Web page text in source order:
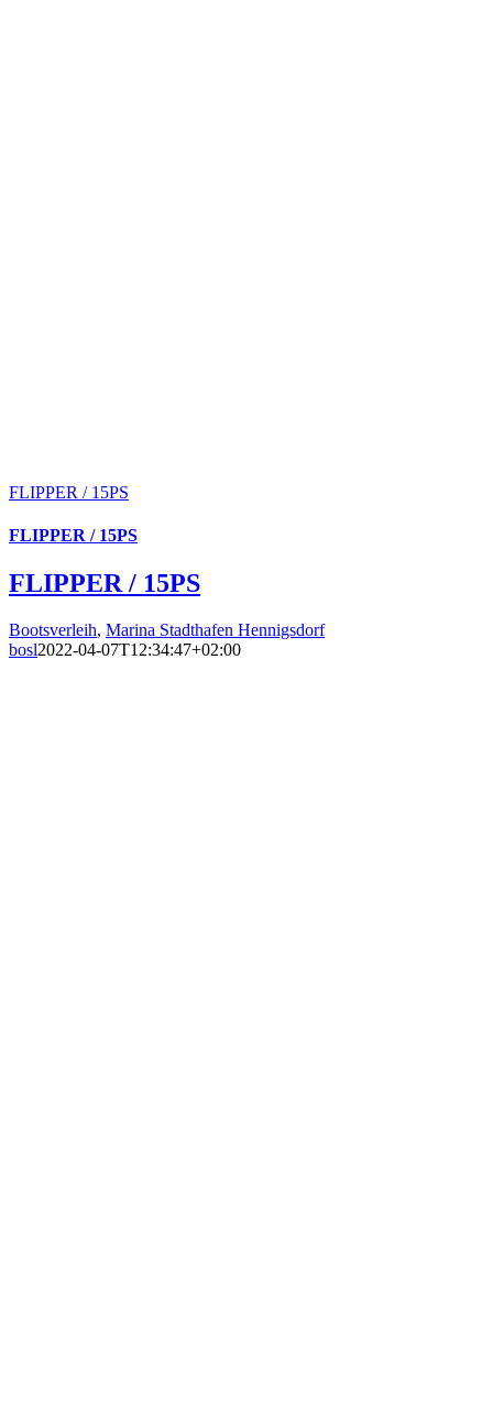
FLIPPER / 15PS
FLIPPER / 15PS
FLIPPER / 15PS
Bootsverleih, Marina Stadthafen Hennigsdorf
bosl2022-04-07T12:34:47+02:00